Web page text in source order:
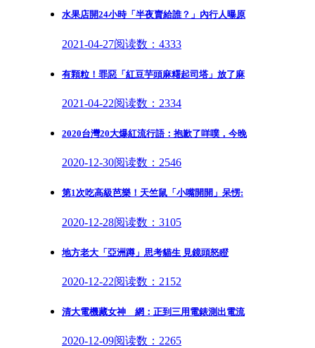
水果店開24小時「半夜賣給誰？」內行人曝原
2021-04-27阅读数：4333
有顆粒！罪惡「紅豆芋頭麻糬起司塔」放了麻
2021-04-22阅读数：2334
2020台灣20大爆紅流行語：抱歉了咩噗，今晚
2020-12-30阅读数：2546
第1次吃高級芭樂！天竺鼠「小嘴開開」呆愣:
2020-12-28阅读数：3105
地方老大「亞洲蹲」思考貓生 見鏡頭怒瞪
2020-12-22阅读数：2152
清大電機藏女神 網：正到三用電錶測出電流
2020-12-09阅读数：2265